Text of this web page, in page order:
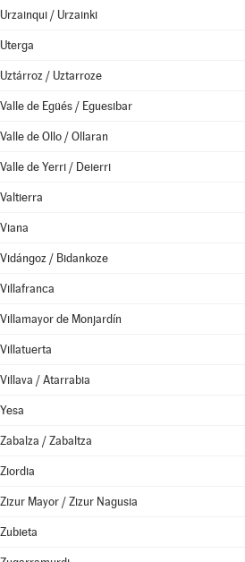
Urzainqui / Urzainki
Uterga
Uztárroz / Uztarroze
Valle de Egüés / Eguesibar
Valle de Ollo / Ollaran
Valle de Yerri / Deierri
Valtierra
Viana
Vidángoz / Bidankoze
Villafranca
Villamayor de Monjardín
Villatuerta
Villava / Atarrabia
Yesa
Zabalza / Zabaltza
Ziordia
Zizur Mayor / Zizur Nagusia
Zubieta